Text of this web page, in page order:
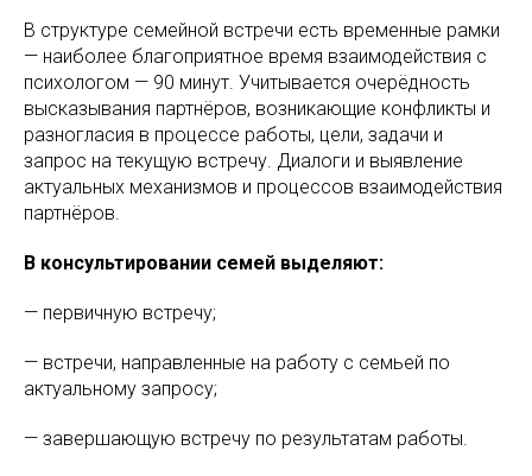
В структуре семейной встречи есть временные рамки
— наиболее благоприятное время взаимодействия с
психологом — 90 минут. Учитывается очерёдность
высказывания партнёров, возникающие конфликты и
разногласия в процессе работы, цели, задачи и
запрос на текущую встречу. Диалоги и выявление
актуальных механизмов и процессов взаимодействия
партнёров.
В консультировании семей выделяют:
— первичную встречу;
— встречи, направленные на работу с семьей по
актуальному запросу;
— завершающую встречу по результатам работы.